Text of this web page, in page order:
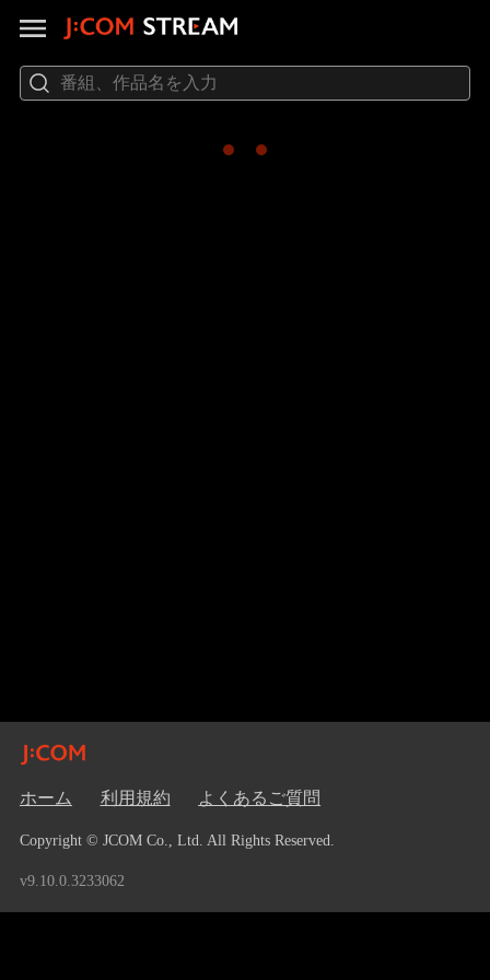
ホーム 利用規約 よくあるご質問
Copyright © JCOM Co., Ltd. All Rights Reserved.
v9.10.0.3233062